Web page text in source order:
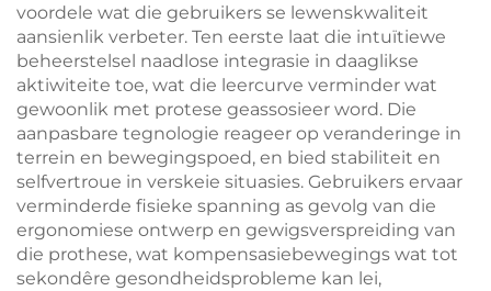
voordele wat die gebruikers se lewenskwaliteit
aansienlik verbeter. Ten eerste laat die intuïtiewe
beheerstelsel naadlose integrasie in daaglikse
aktiwiteite toe, wat die leercurve verminder wat
gewoonlik met protese geassosieer word. Die
aanpasbare tegnologie reageer op veranderinge in
terrein en bewegingspoed, en bied stabiliteit en
selfvertroue in verskeie situasies. Gebruikers ervaar
verminderde fisieke spanning as gevolg van die
ergonomiese ontwerp en gewigsverspreiding van
die prothese, wat kompensasiebewegings wat tot
sekondêre gesondheidsprobleme kan lei,